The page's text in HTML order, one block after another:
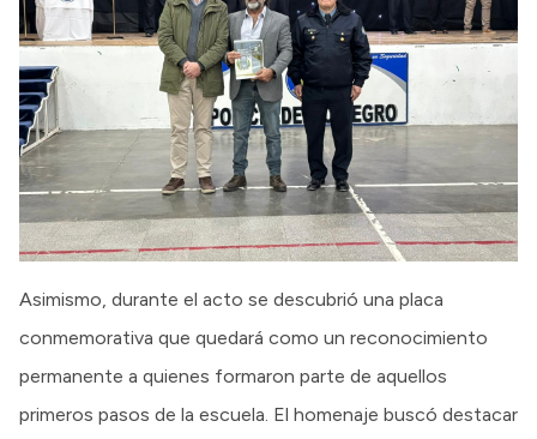
Asimismo, durante el acto se descubrió una placa
conmemorativa que quedará como un reconocimiento
permanente a quienes formaron parte de aquellos
primeros pasos de la escuela. El homenaje buscó destacar